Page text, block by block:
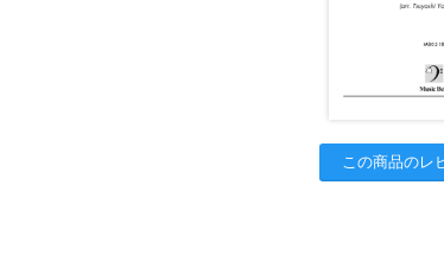
この商品のレ